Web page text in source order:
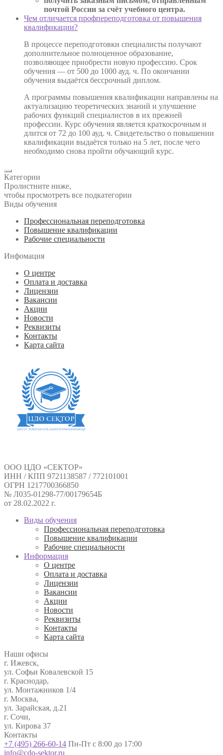
почтой России за счёт учебного центра.
Чем отличается профпереподготовка от повышения
квалификации?
В процессе переподготовки специалисты получают
дополнительное полноценное образование,
позволяющее приобрести новую профессию. Срок
обучения — от 500 до 1000 ауд. ч. По окончании
обучения выдаётся бессрочный диплом.
А программы повышения квалификации направлены на
актуализацию теоретических знаний и улучшение
рабочих функций специалистов в их прежней
профессии. Курс обучения является краткосрочным и
длится от 72 до 100 ауд. ч. Свидетельство о повышении
квалификации выдаётся только на 5 лет, после чего
необходимо снова пройти обучающий курс.
Категории
Пролистните ниже,
чтобы просмотреть все подкатегории
Виды обучения
Профессиональная переподготовка
Повышение квалификации
Рабочие специальности
Инфомация
О центре
Оплата и доставка
Лицензии
Вакансии
Акции
Новости
Реквизиты
Контакты
Карта сайта
ООО ЦДО «СЕКТОР»
ИНН / КПП 9721138587 / 772101001
ОГРН 1217700366850
№ Л035-01298-77/00179654Б
от 28.02.2022 г.
Виды обучения
Профессиональная переподготовка
Повышение квалификации
Рабочие специальности
Информация
О центре
Оплата и доставка
Лицензии
Вакансии
Акции
Новости
Реквизиты
Контакты
Карта сайта
Наши офисы
г. Ижевск,
ул. Софьи Ковалевской 15
г. Краснодар,
ул. Монтажников 1/4
г. Москва,
ул. Зарайская, д.21
г. Сочи,
ул. Кирова 37
Контакты
+7 (495) 266-60-14 Пн-Пт с 8:00 до 17:00
info@cdo-sektor.ru